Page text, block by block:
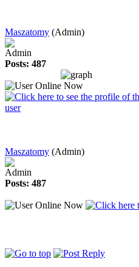
Maszatomy (Admin)
Admin
Posts: 487
Maszatomy (Admin)
Admin
Posts: 487